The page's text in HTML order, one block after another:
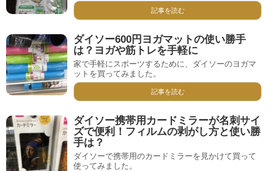
記事を読む
ダイソー600円ヨガマットの使い勝手
は？ヨガや筋トレを手軽に
家で手軽にスポーツするために、ダイソーのヨガマ
ットを買ってみました。
記事を読む
ダイソー携帯用カードミラーが名刺サイ
ズで便利！フィルムの剥がし方と使い勝
手は？
ダイソーで携帯用のカードミラーを見かけて買って
使ってみました。